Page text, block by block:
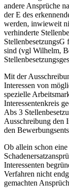
andere Ansprüche
der E des
werden, inwieweit
verhinderte
StellenbesetzungsG
sind (vgl Wilhelm,
Mit der
Interessen von
spezielle
Interessentenkreis
Abs 3
Ausschreibung den
den
Ob allein schon
Interessenten
Verfahren nicht
gemachten